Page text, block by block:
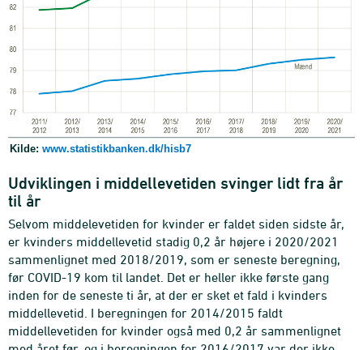
Kilde: www.statistikbanken.dk/hisb7
Udviklingen i middellevetiden svinger lidt fra år
til år
Selvom middelevetiden for kvinder er faldet siden sidste år,
er kvinders middellevetid stadig 0,2 år højere i 2020/2021
sammenlignet med 2018/2019, som er seneste beregning,
før COVID-19 kom til landet. Det er heller ikke første gang
inden for de seneste ti år, at der er sket et fald i kvinders
middellevetid. I beregningen for 2014/2015 faldt
middellevetiden for kvinder også med 0,2 år sammenlignet